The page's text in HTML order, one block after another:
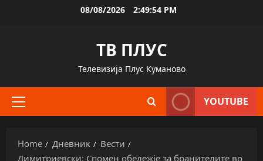
08/08/2026 2:49:54 PM
ТВ ПЛУС
Телевизија Плус Куманово
Primary
YOUTUBE
Home Дневник
Вести
Димитриевски: Спомен обележје за бранителите во